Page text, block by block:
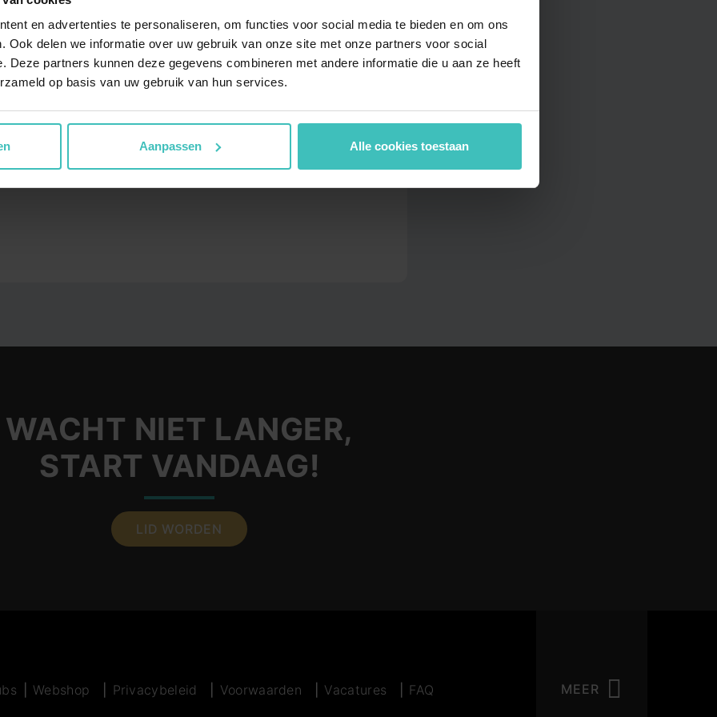
en advertenties te personaliseren, om functies voor social media te bieden en om ons
Ook delen we informatie over uw gebruik van onze site met onze partners voor social
Deze partners kunnen deze gegevens combineren met andere informatie die u aan ze heeft
op basis van uw gebruik van hun services.
Aanpassen Alle cookies toestaan
MyLife Drunen
MyLife Goes
MyLife Heemskerk
MyLife Terborg
MyLife Tilburg
MyLife Wageningen
kracht opbouwen? Of juist tot rust komen? Ons
te realiseren. MyLife Drunen helpt veel sporters uit
Wijk en Aalburg en Waalwijk in de behoefte om
ook graag op weg bij het behalen van uw
WACHT NIET LANGER,
START VANDAAG!
LID WORDEN
Webshop Privacybeleid Voorwaarden Vacatures FAQ MEER